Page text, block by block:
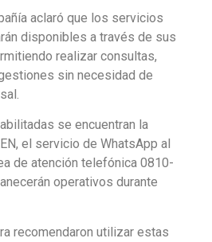
aclaró que los servicios
disponibles a través de sus
realizar consultas,
sin necesidad de
se encuentran la
el servicio de WhatsApp al
de atención telefónica 0810-
operativos durante
recomendaron utilizar estas